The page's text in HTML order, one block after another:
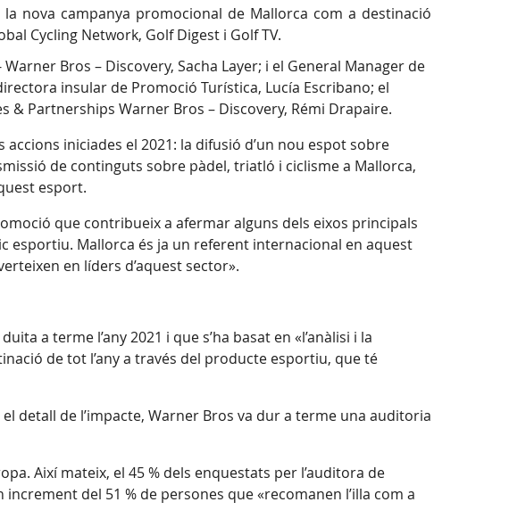
nova campanya promocional de Mallorca com a destinació
Cycling Network, Golf Digest i Golf TV.
Bros – Discovery, Sacha Layer; i el General Manager de
insular de Promoció Turística, Lucía Escribano; el
& Partnerships Warner Bros – Discovery, Rémi Drapaire.
iniciades el 2021: la difusió d’un nou espot sobre
de continguts sobre pàdel, triatló i ciclisme a Mallorca,
esport.
que contribueix a afermar alguns dels eixos principals
esportiu. Mallorca és ja un referent internacional en aquest
en líders d’aquest sector».
a terme l’any 2021 i que s’ha basat en «l’anàlisi i la
de tot l’any a través del producte esportiu, que té
detall de l’impacte, Warner Bros va dur a terme una auditoria
Així mateix, el 45 % dels enquestats per l’auditora de
del 51 % de persones que «recomanen l’illa com a